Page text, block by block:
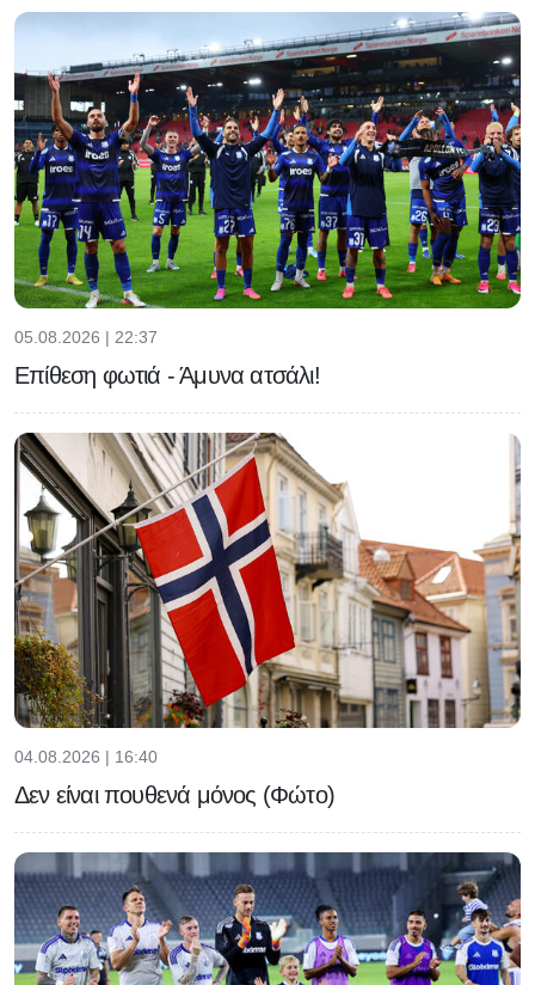
05.08.2026 | 22:37
Επίθεση φωτιά - Άμυνα ατσάλι!
04.08.2026 | 16:40
Δεν είναι πουθενά μόνος (Φώτο)